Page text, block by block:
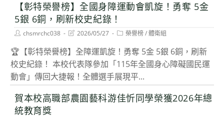
【彰特榮譽榜】全國身障運動會凱旋！勇奪 5金
5銀 6銅，刷新校史紀錄！
Postchsmrchc038
Post
modified:
2026/05/27
Post榮譽榜/體衛組
🏆【彰特榮譽榜】全障運凱旋！勇奪 5金 5銀 6銅，刷新
校史紀錄！ 本校代表隊參加「115年全國身心障礙國民運
動會」傳回大捷報！全體選手展現平...
賀本校高職部農園藝科游佳忻同學榮獲2026年總
統教育獎